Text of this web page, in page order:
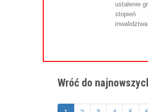
ustalenie
stopień
inwalidztwa
Wróć do